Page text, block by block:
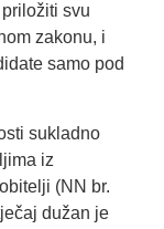
svu
zakonu, i
samo pod
sukladno
iz
(NN br.
dužan je